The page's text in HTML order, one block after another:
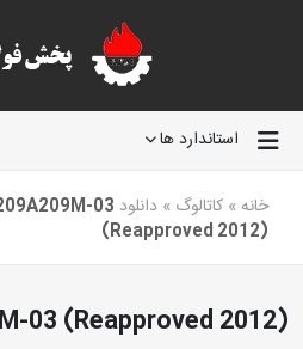
استاندارد ها
خانه » کاتالوگ » دانلود A194/A194M-16a 03
(Reapproved 2012)
03 (Reapproved 2012)